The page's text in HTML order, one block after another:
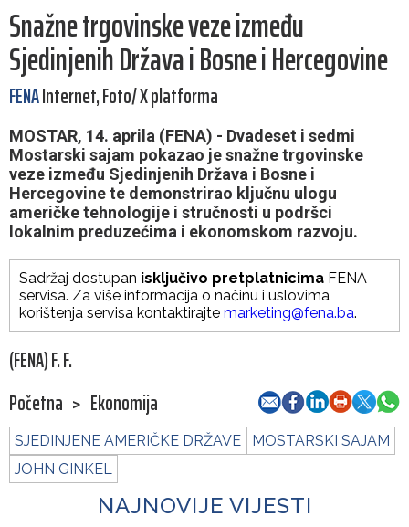
Snažne trgovinske veze između
Sjedinjenih Država i Bosne i Hercegovine
FENAInternet, Foto/ X platforma
MOSTAR, 14. aprila (FENA) - Dvadeset i sedmi
Mostarski sajam pokazao je snažne trgovinske
veze između Sjedinjenih Država i Bosne i
Hercegovine te demonstrirao ključnu ulogu
američke tehnologije i stručnosti u podršci
lokalnim preduzećima i ekonomskom razvoju.
Sadržaj dostupan isključivo pretplatnicima FENA
servisa. Za više informacija o načinu i uslovima
korištenja servisa kontaktirajte marketing@fena.ba.
(FENA) F. F.
Početna > Ekonomija
SJEDINJENE AMERIČKE DRŽAVE
MOSTARSKI SAJAM
JOHN GINKEL
NAJNOVIJE VIJESTI